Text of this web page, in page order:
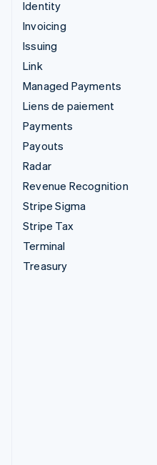
Identity
Invoicing
Issuing
Link
Managed Payments
Liens de paiement
Payments
Payouts
Radar
Revenue Recognition
Stripe Sigma
Stripe Tax
Terminal
Treasury